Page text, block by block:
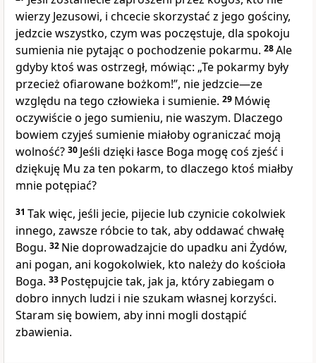
wierzy Jezusowi, i chcecie skorzystać z jego gościny,
jedzcie wszystko, czym was poczęstuje, dla spokoju
sumienia nie pytając o pochodzenie pokarmu. 28Ale
gdyby ktoś was ostrzegł, mówiąc: „Te pokarmy były
przecież ofiarowane bożkom!”, nie jedzcie—ze
względu na tego człowieka i sumienie. 29 Mówię
oczywiście o jego sumieniu, nie waszym. Dlaczego
bowiem czyjeś sumienie miałoby ograniczać moją
wolność? 30 Jeśli dzięki łasce Boga mogę coś zjeść i
dziękuję Mu za ten pokarm, to dlaczego ktoś miałby
mnie potępiać?
31 Tak więc, jeśli jecie, pijecie lub czynicie cokolwiek
innego, zawsze róbcie to tak, aby oddawać chwałę
Bogu. 32 Nie doprowadzajcie do upadku ani Żydów,
ani pogan, ani kogokolwiek, kto należy do kościoła
Boga. 33 Postępujcie tak, jak ja, który zabiegam o
dobro innych ludzi i nie szukam własnej korzyści.
Staram się bowiem, aby inni mogli dostąpić
zbawienia.